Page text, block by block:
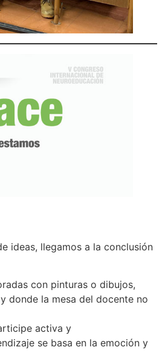
ideas, llegamos a la conclusión
con pinturas o dibujos,
donde la mesa del docente no
activa y
se basa en la emoción y